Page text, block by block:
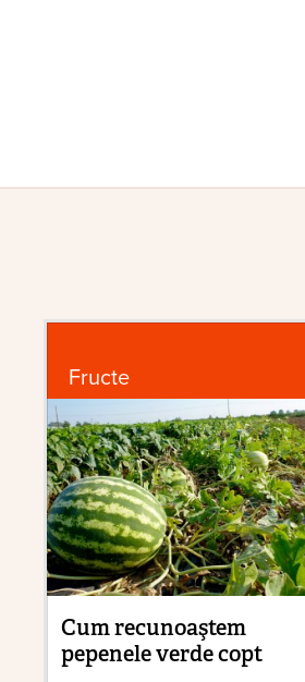
Fructe
Cum recunoaştem
pepenele verde copt